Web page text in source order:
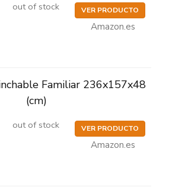
out of stock VER PRODUCTO
Amazon.es
Familiar 236x157x48
(cm)
out of stock VER PRODUCTO
Amazon.es